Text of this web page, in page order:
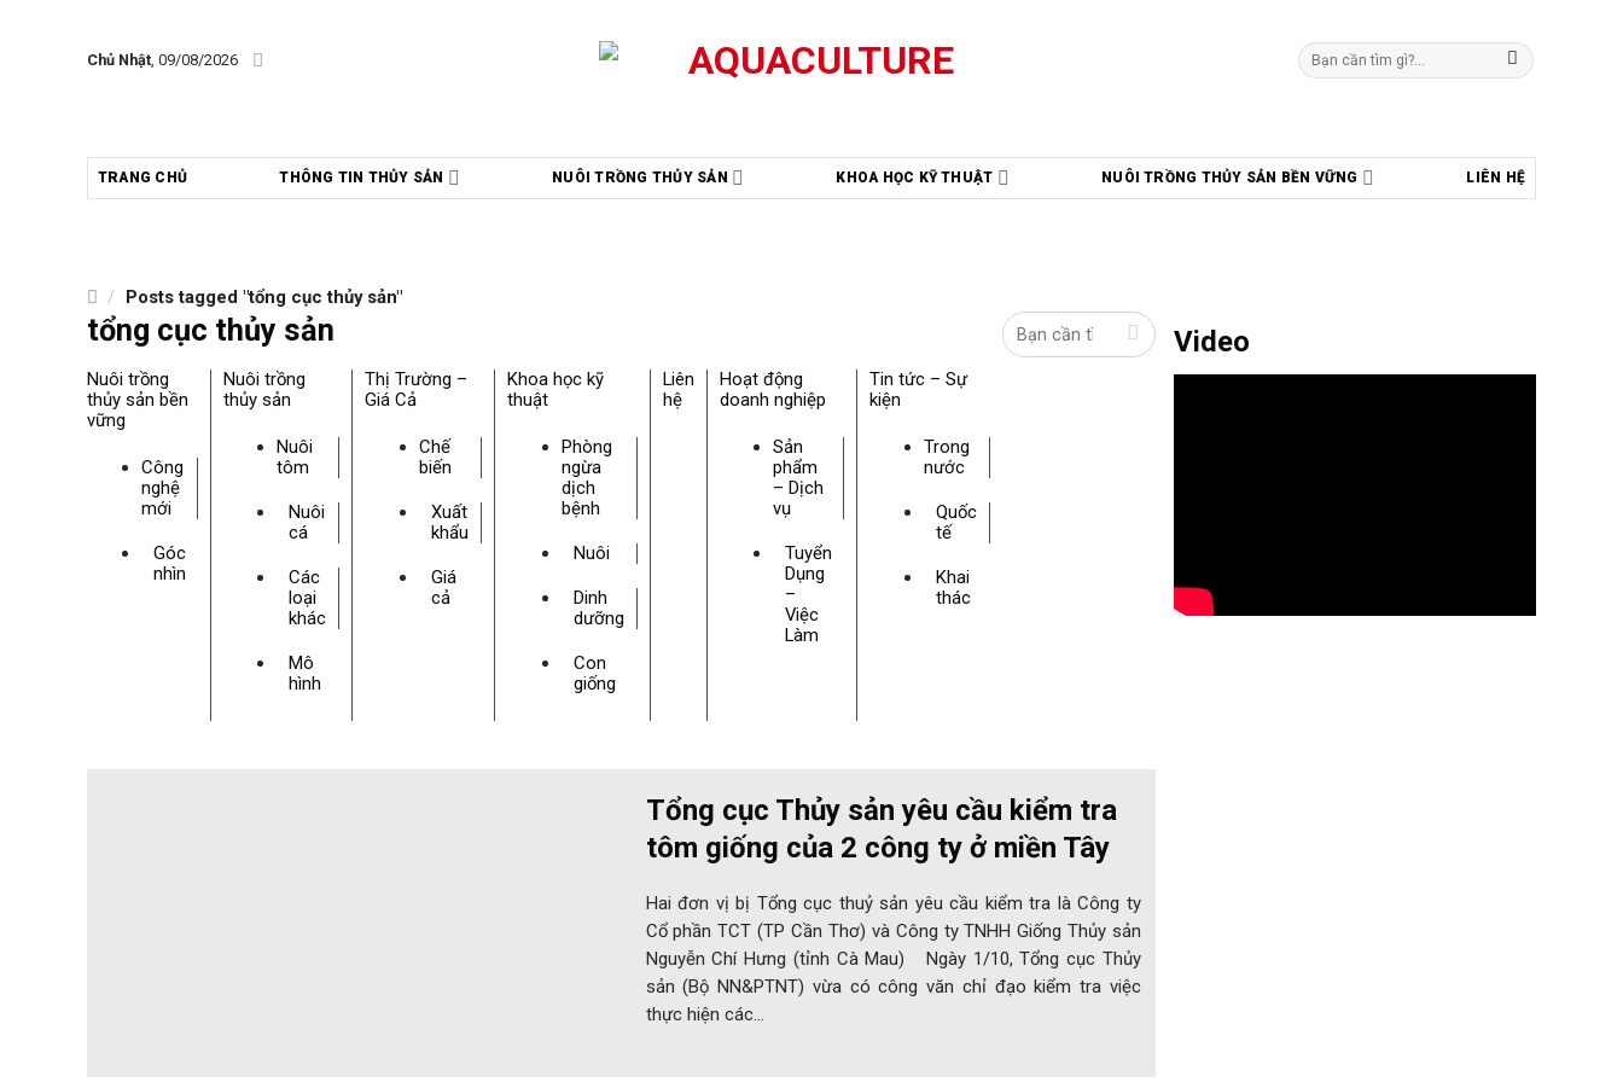
Chủ Nhật, 09/08/2026
Tìm
kiếm:
TRANG CHỦ THÔNG TIN THỦY SẢN NUÔI TRỒNG THỦY SẢN KHOA HỌC KỸ THUẬT NUÔI TRỒNG THỦY SẢN BỀN VỮNG LIÊN HỆ
/ Posts tagged "tổng cục thủy sản"
tổng cục thủy sản
Nuôi trồng
thủy sản bền
vững
Công
nghệ
mới
Góc
nhìn
Nuôi trồng
thủy sản
Nuôi
tôm
Nuôi
cá
Các
loại
khác
Mô
hình
Thị Trường –
Giá Cả
Chế
biến
Xuất
khẩu
Giá
cả
Khoa học kỹ
thuật
Phòng
ngừa
dịch
bệnh
Nuôi
Dinh
dưỡng
Con
giống
Liên
hệ
Hoạt động
doanh nghiệp
Sản
phẩm
– Dịch
vụ
Tuyển
Dụng
–
Việc
Làm
Tin tức – Sự
kiện
Trong
nước
Quốc
tế
Khai
thác
Tổng cục Thủy sản yêu cầu kiểm tra
tôm giống của 2 công ty ở miền Tây
Hai đơn vị bị Tổng cục thuỷ sản yêu cầu kiểm tra là Công ty
Cổ phần TCT (TP Cần Thơ) và Công ty TNHH Giống Thủy sản
Nguyễn Chí Hưng (tỉnh Cà Mau) Ngày 1/10, Tổng cục Thủy
sản (Bộ NN&PTNT) vừa có công văn chỉ đạo kiểm tra việc
thực hiện các…
Video